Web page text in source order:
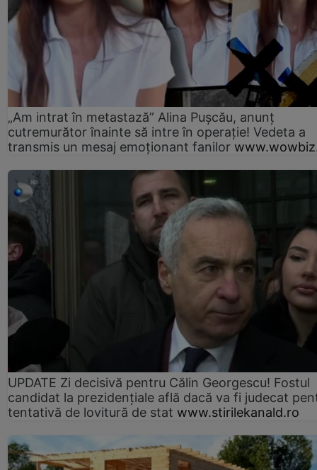
„Am intrat în metastază” Alina Pușcău, anunț
cutremurător înainte să intre în operație! Vedeta a
transmis un mesaj emoționant fanilor
UPDATE Zi decisivă pentru Călin Georgescu! Fostul
candidat la prezidențiale află dacă va fi judecat
tentativă de lovitură de stat www.stirilekanald.ro